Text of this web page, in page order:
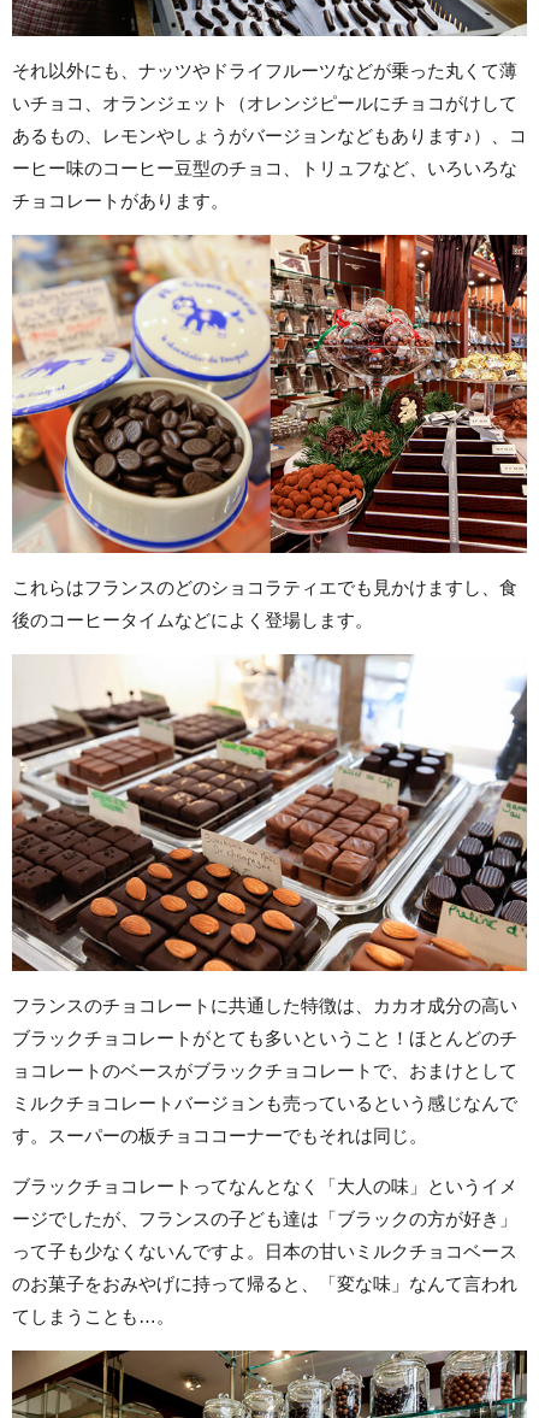
それ以外にも、ナッツやドライフルーツなどが乗った丸くて薄
いチョコ、オランジェット（オレンジピールにチョコがけして
あるもの、レモンやしょうがバージョンなどもあります♪）、コ
ーヒー味のコーヒー豆型のチョコ、トリュフなど、いろいろな
チョコレートがあります。
これらはフランスのどのショコラティエでも見かけますし、食
後のコーヒータイムなどによく登場します。
フランスのチョコレートに共通した特徴は、カカオ成分の高い
ブラックチョコレートがとても多いということ！ほとんどのチ
ョコレートのベースがブラックチョコレートで、おまけとして
ミルクチョコレートバージョンも売っているという感じなんで
す。スーパーの板チョココーナーでもそれは同じ。
ブラックチョコレートってなんとなく「大人の味」というイメ
ージでしたが、フランスの子ども達は「ブラックの方が好き」
って子も少なくないんですよ。日本の甘いミルクチョコベース
のお菓子をおみやげに持って帰ると、「変な味」なんて言われ
てしまうことも…。